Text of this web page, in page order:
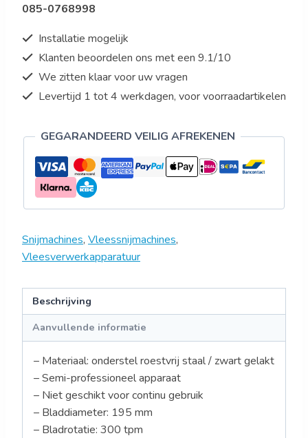
085-0768998
Installatie mogelijk
Klanten beoordelen ons met een 9.1/10
We zitten klaar voor uw vragen
Levertijd 1 tot 4 werkdagen, voor voorraadartikelen
GEGARANDEERD VEILIG AFREKENEN
Snijmachines, Vleessnijmachines,
Vleesverwerkapparatuur
Beschrijving
Aanvullende informatie
– Materiaal: onderstel roestvrij staal / zwart gelakt
– Semi-professioneel apparaat
– Niet geschikt voor continu gebruik
– Bladdiameter: 195 mm
– Bladrotatie: 300 tpm